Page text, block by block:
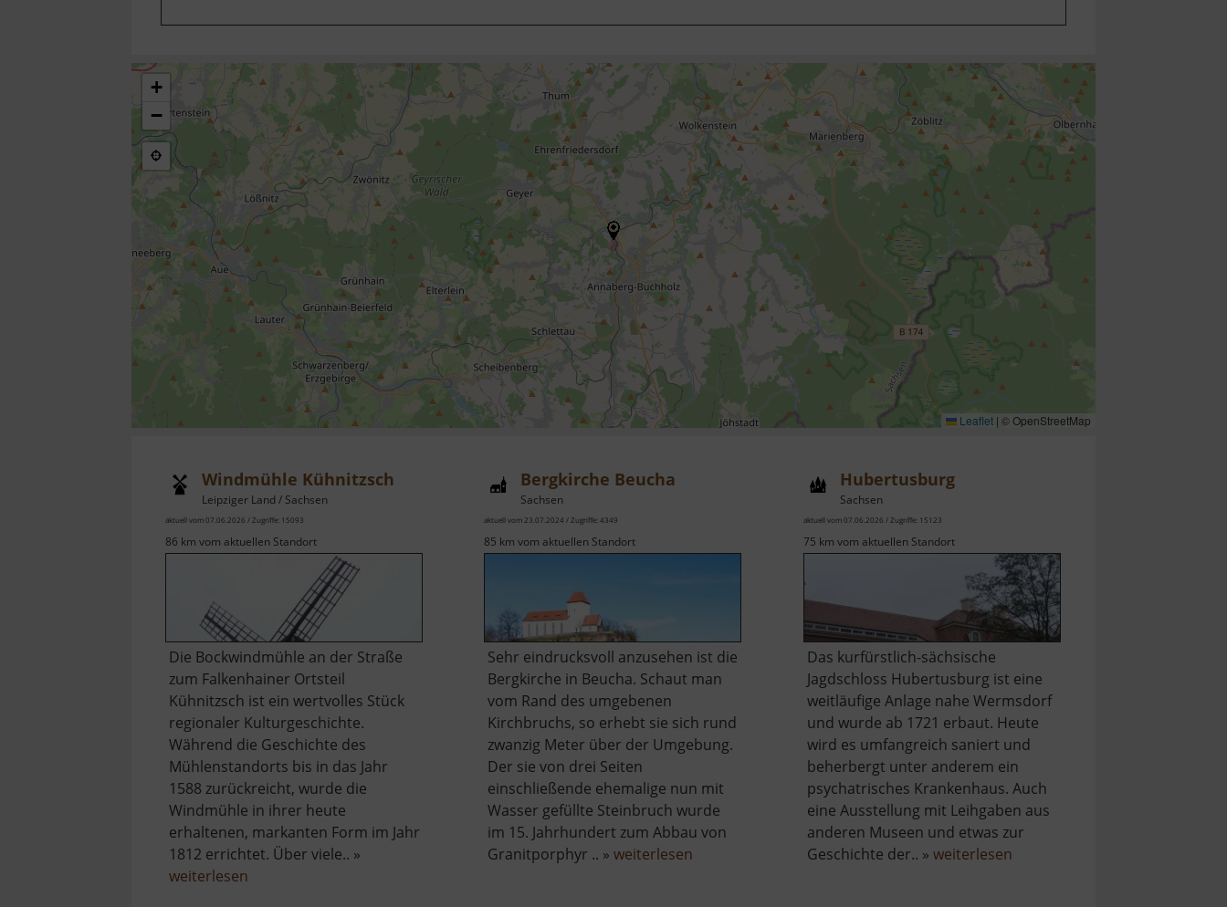
+
−
Leaflet | © OpenStreetMap
Windmühle Kühnitzsch
Leipziger Land / Sachsen
aktuell vom 07.06.2026 / Zugriffe: 15093
86 km vom aktuellen Standort
Die Bockwindmühle an der Straße
zum Falkenhainer Ortsteil
Kühnitzsch ist ein wertvolles Stück
regionaler Kulturgeschichte.
Während die Geschichte des
Mühlenstandorts bis in das Jahr
1588 zurückreicht, wurde die
Windmühle in ihrer heute
erhaltenen, markanten Form im Jahr
1812 errichtet. Über viele.. »
weiterlesen
Bergkirche Beucha
Sachsen
aktuell vom 23.07.2024 / Zugriffe: 4349
85 km vom aktuellen Standort
Sehr eindrucksvoll anzusehen ist die
Bergkirche in Beucha. Schaut man
vom Rand des umgebenen
Kirchbruchs, so erhebt sie sich rund
zwanzig Meter über der Umgebung.
Der sie von drei Seiten
einschließende ehemalige nun mit
Wasser gefüllte Steinbruch wurde
im 15. Jahrhundert zum Abbau von
Granitporphyr .. »weiterlesen
Hubertusburg
Sachsen
aktuell vom 07.06.2026 / Zugriffe: 15123
75 km vom aktuellen Standort
Das kurfürstlich-sächsische
Jagdschloss Hubertusburg ist eine
weitläufige Anlage nahe Wermsdorf
und wurde ab 1721 erbaut. Heute
wird es umfangreich saniert und
beherbergt unter anderem ein
psychatrisches Krankenhaus. Auch
eine Ausstellung mit Leihgaben aus
anderen Museen und etwas zur
Geschichte der.. » weiterlesenüber